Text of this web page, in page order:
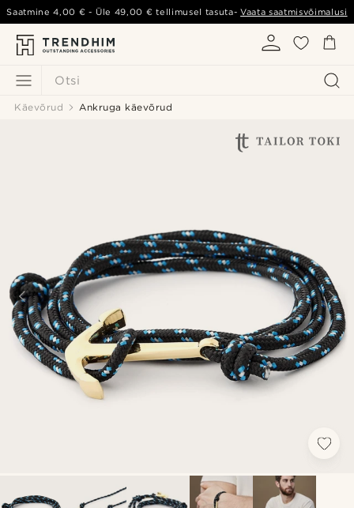
Otsi
Saatmine4,00 € - Üle 49,00 € tellimusel tasuta-Vaata saatmisvõimalusi
Käevõrud Ankruga käevõrud